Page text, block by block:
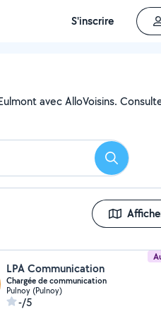
S'inscrire
avec AlloVoisins.
Rechercher
LPA Communication
Chargée de communication
Pulnoy (Pulnoy)
-/5